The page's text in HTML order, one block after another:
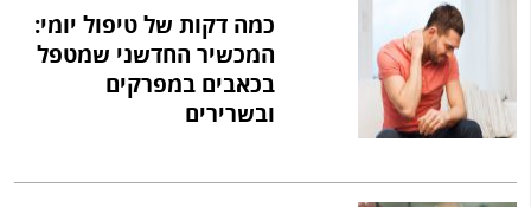
כמה דקות של טיפול יומי:
המכשיר החדשני שמטפל
בכאבים במפרקים
ובשרירים